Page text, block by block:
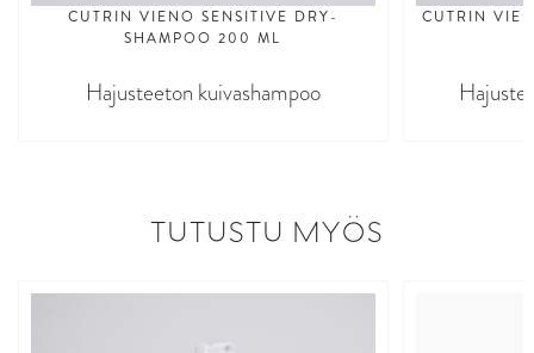
CUTRIN VIENO SENSITIVE DRY-
SHAMPOO 200 ML
Hajusteeton kuivashampoo
CUTRIN
TUTUSTU MYÖS